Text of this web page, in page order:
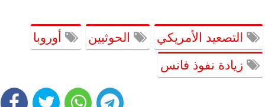
التصعيد الأمريكي الحوثيين أوروبا
زيادة نفوذ فانس